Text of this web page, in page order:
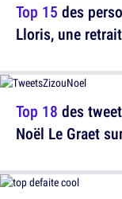
Top 15 des
Lloris, une
Top 18 des
Noël Le Graet